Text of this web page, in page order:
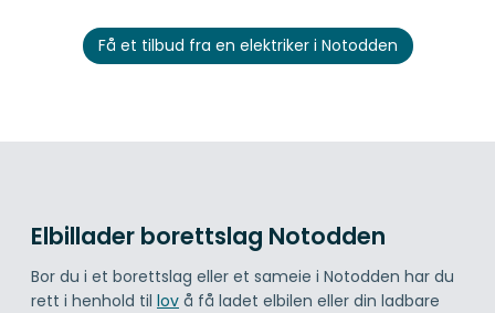
Få et tilbud fra en elektriker i Notodden
Elbillader borettslag Notodden
Bor du i et borettslag eller et sameie i Notodden har du
rett i henhold til lov å få ladet elbilen eller din ladbare